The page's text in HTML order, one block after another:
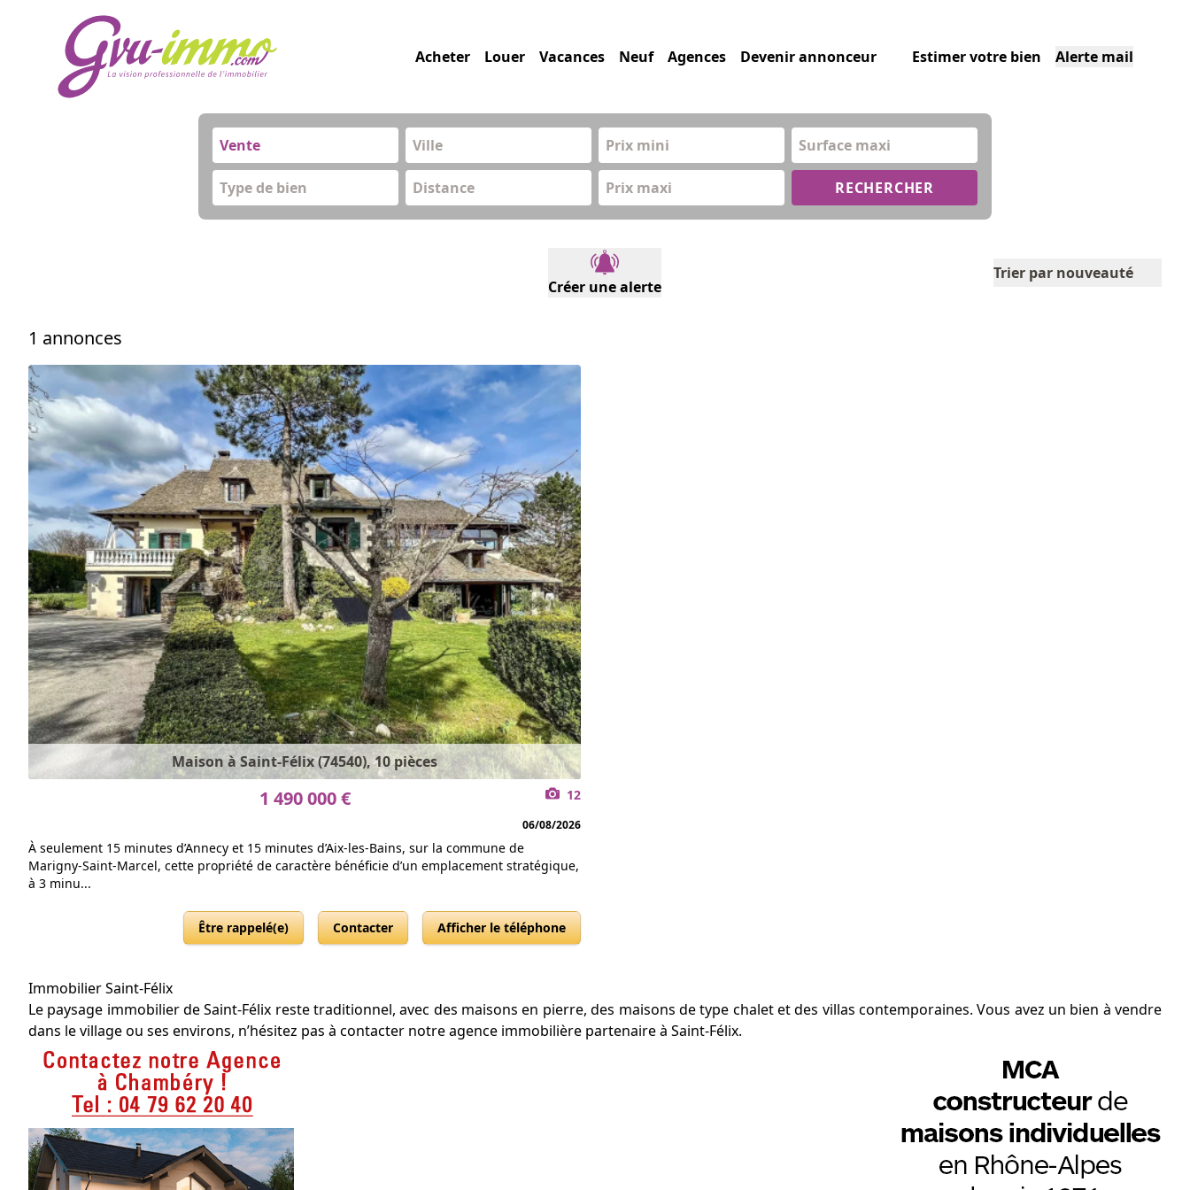
Acheter Louer Vacances Neuf Agences Devenir annonceur Estimer votre bien Alerte mail
Vente
Type de bien Distance
Prix mini
Prix maxi
Surface maxi
RECHERCHER
Créer une alerte
Trier par nouveauté
1 annonces
Maison à Saint-Félix (74540), 10 pièces
1 490 000 € 12
06/08/2026
À seulement 15 minutes d’Annecy et 15 minutes d’Aix-les-Bains, sur la commune de
Marigny-Saint-Marcel, cette propriété de caractère bénéficie d’un emplacement stratégique,
à 3 minu...
Être rappelé(e) Contacter Afficher le téléphone
Immobilier Saint-Félix
Le paysage immobilier de Saint-Félix reste traditionnel, avec des maisons en pierre, des maisons de type chalet et des villas contemporaines. Vous avez un bien à vendre
dans le village ou ses environs, n’hésitez pas à contacter notre agence immobilière partenaire à Saint-Félix.